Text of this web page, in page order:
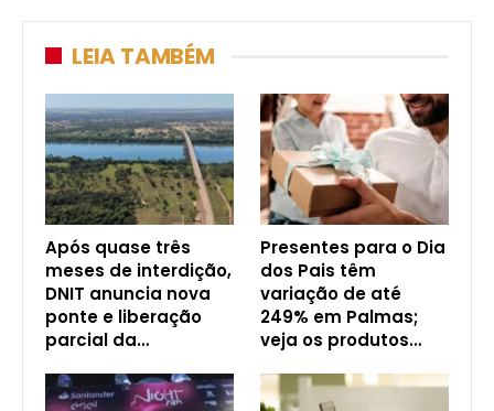
LEIA TAMBÉM
Após quase três
meses de interdição,
DNIT anuncia nova
ponte e liberação
parcial da…
Presentes para o Dia
dos Pais têm
variação de até
249% em Palmas;
veja os produtos…